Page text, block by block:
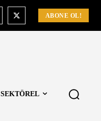
ABONE OL!
SEKTÖREL